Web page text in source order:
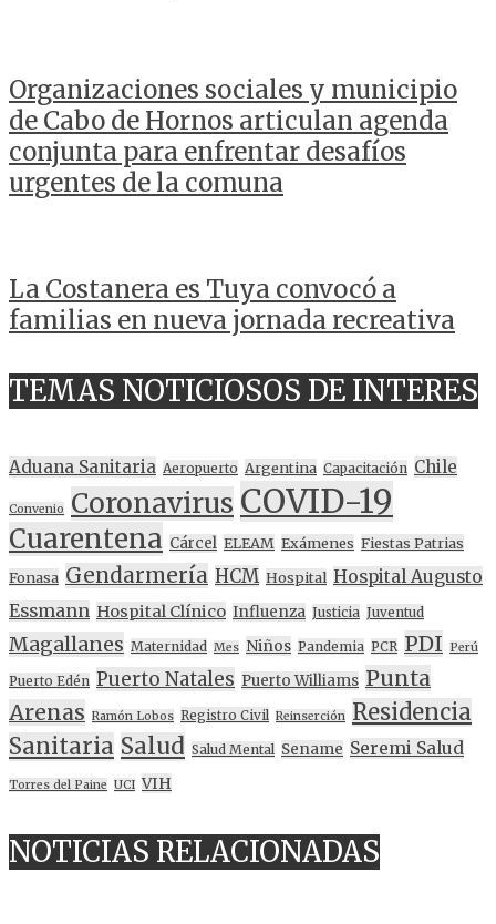
Organizaciones sociales y municipio
de Cabo de Hornos articulan agenda
conjunta para enfrentar desafíos
urgentes de la comuna
La Costanera es Tuya convocó a
familias en nueva jornada recreativa
TEMAS NOTICIOSOS DE INTERES
Aduana Sanitaria Aeropuerto Argentina Capacitación Chile
Convenio Coronavirus COVID-19
Cuarentena Cárcel ELEAM Exámenes Fiestas Patrias
Fonasa Gendarmería HCM Hospital Hospital Augusto
Essmann Hospital Clínico Influenza Justicia Juventud
Magallanes Maternidad Mes Niños Pandemia PCR PDI Perú
Puerto Edén Puerto Natales Puerto Williams Punta
Arenas Ramón Lobos Registro Civil Reinserción Residencia
Sanitaria Salud Salud Mental Sename Seremi Salud
Torres del Paine UCI VIH
NOTICIAS RELACIONADAS